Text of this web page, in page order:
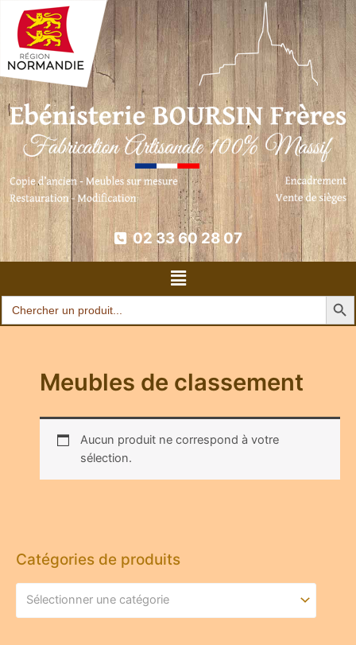
02 33 60 28 07
Search
for:
Search
Catégories de produits
Sélectionner une catégorie
Meubles de classement
Aucun produit ne correspond à votre
sélection.